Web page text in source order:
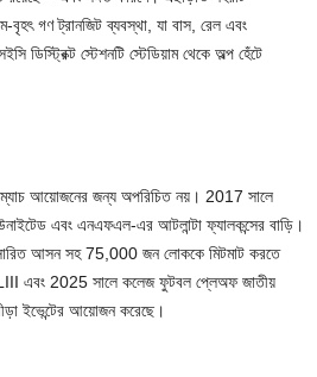
গণ ট্রানজিট ব্যবস্থা, যা বাস, রেল এবং
ডিস্ট্রিক্ট স্টেশনটি স্টেডিয়াম থেকে অল্প হেঁটে
ম্যাচ আয়োজনের জন্য অপরিচিত নয়। 2017 সালে
এবং এনএফএল-এর আটলান্টা ফ্যালকন্সের বাড়ি।
আসন সহ 75,000 জন লোককে মিটমাট করতে
এবং 2025 সালে কলেজ ফুটবল প্লেঅফ জাতীয়
ইভেন্টের আয়োজন করেছে।